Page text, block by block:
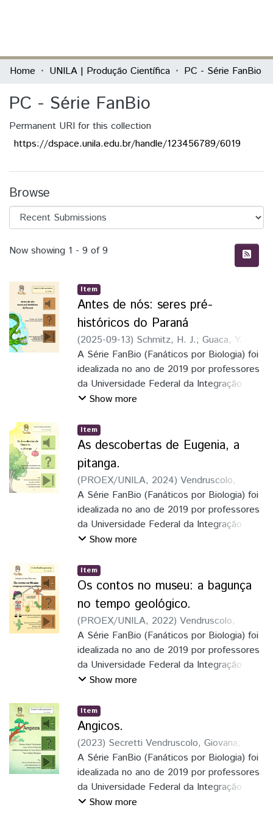
Communities & Collections
All of DSpace
Home UNILA | Produção Científica PC - Série FanBio
PC - Série FanBio
Permanent URI for this collection
https://dspace.unila.edu.br/handle/123456789/6019
Browse
Recent Submissions
Now showing 1 - 9 of 9
Item
Antes de nós: seres pré-
históricos do Paraná
(2025-09-13) Schmitz, H. J.; Guaca, Y. C.
C.
A Série FanBio (Fanáticos por Biologia) foi
idealizada no ano de 2019 por professores
da Universidade Federal da Integração
Latino-Americana, a UNILA. O objetivo da
relacionados à biologia. A maior parte das
pesquisas brasileiras são realizadas nas
universidades públicas que, por meio da
extensão universitária, leva informações
científicas para a comunidade.
Show more
Item
As descobertas de Eugenia, a
pitanga.
(PROEX/UNILA, 2024) Vendruscolo,
Giovana Secretti (org.);Pinto, Marcelo
Cezar (org.); Lima, Laura Cristina Pires
(org.);Schmitz, Hermes José (org.);
Gonçalves, Júlia (il.)
A Série FanBio (Fanáticos por Biologia) foi
idealizada no ano de 2019 por professores
da Universidade Federal da Integração
Latino-Americana, a UNILA. O objetivo da
relacionados à biologia. A maior parte das
pesquisas brasileiras são realizadas nas
universidades públicas que, por meio da
extensão universitária, leva informações
científicas para a comunidade.
Show more
Item
Os contos no museu: a bagunça
no tempo geológico.
(PROEX/UNILA, 2022) Vendruscolo,
Giovana Secretti;Schmitz, Hermes José
A Série FanBio (Fanáticos por Biologia) foi
idealizada no ano de 2019 por professores
da Universidade Federal da Integração
Latino-Americana, a UNILA. O objetivo da
relacionados à biologia. A maior parte das
pesquisas brasileiras são realizadas nas
universidades públicas que, por meio da
extensão universitária, leva informações
científicas para a comunidade.
Show more
Item
Angicos.
(2023) Secretti Vendruscolo, Giovana;
Lima, Laura Cristina Pires;Pereira,
Veridiana Araújo Alves da Costa;
Rodriguez, Flavia Heloisa
A Série FanBio (Fanáticos por Biologia) foi
idealizada no ano de 2019 por professores
da Universidade Federal da Integração
Latino-Americana, a UNILA. O objetivo da
Show more